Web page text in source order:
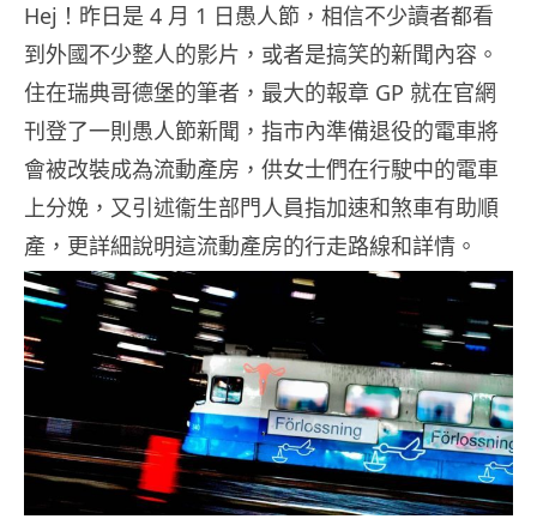
Hej！昨日是 4 月 1 日愚人節，相信不少讀者都看
到外國不少整人的影片，或者是搞笑的新聞內容。
住在瑞典哥德堡的筆者，最大的報章 GP 就在官網
刊登了一則愚人節新聞，指市內準備退役的電車將
會被改裝成為流動產房，供女士們在行駛中的電車
上分娩，又引述衞生部門人員指加速和煞車有助順
產，更詳細說明這流動產房的行走路線和詳情。